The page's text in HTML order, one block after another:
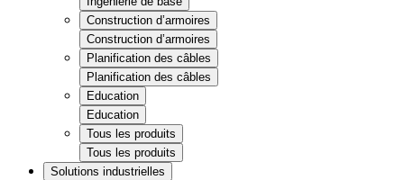
Construction d’armoires
Construction d’armoires
Planification des câbles
Planification des câbles
Education
Education
Tous les produits
Tous les produits
Solutions industrielles